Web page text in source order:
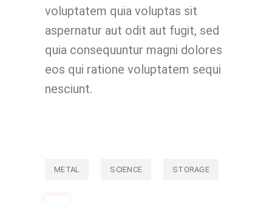
voluptatem quia voluptas sit
aspernatur aut odit aut fugit, sed
quia consequuntur magni dolores
eos qui ratione voluptatem sequi
nesciunt.
METAL SCIENCE STORAGE